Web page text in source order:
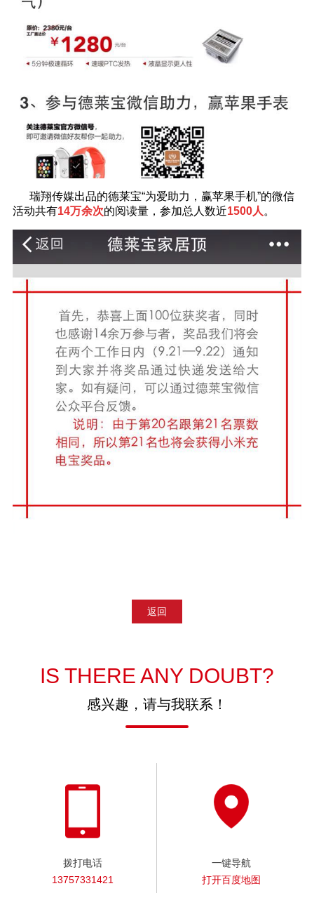
瑞翔传媒出品的德莱宝“为爱助力，赢苹果手机”的微信
活动共有14万余次的阅读量，参加总人数近1500人 。
返回
IS THERE ANY DOUBT?
感兴趣，请与我联系！
拨打电话
13757331421
一键导航
打开百度地图